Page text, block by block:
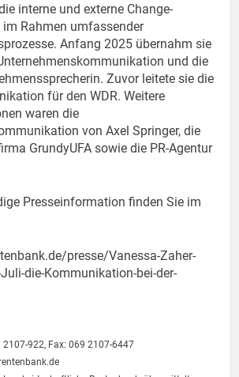
interne und externe Change-
Rahmen umfassender
Anfang 2025 übernahm sie
und die
Zuvor leitete sie die
für den WDR. Weitere
waren die
von Axel Springer, die
GrundyUFA sowie die PR-Agentur
Presseinformation finden Sie im
presse/Vanessa-Zaher-
die-Kommunikation-bei-der-
2107-922, Fax: 069 2107-6447